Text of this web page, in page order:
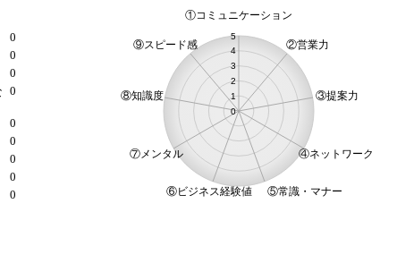
0
0
0
0
0
0
0
0
0